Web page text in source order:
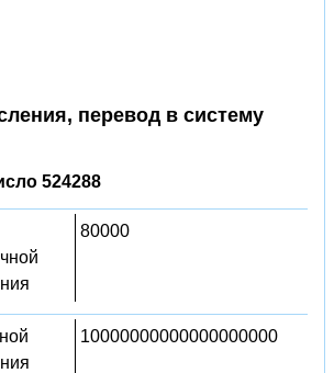
перевод в систему
524288
80000
10000000000000000000